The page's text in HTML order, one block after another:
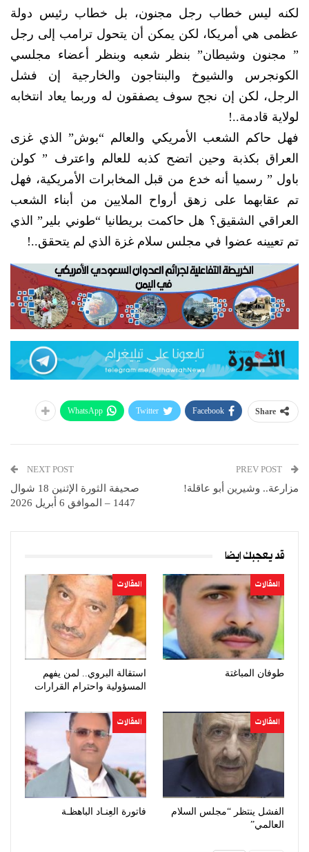
لكنه ليس خطاب رجل مجنون، بل خطاب رئيس دولة
عظمى هي أمريكا، لكن يمكن أن يتحول ترامب إلى رجل
” مجنون وشيطان” بنظر شعبه وبنظر أعضاء مجلسي
الكونجرس والشيوخ والبنتاجون والخارجية إن فشل
الرجل، لكن إن نجح سوف يصفقون له وربما يعاد انتخابه
لولاية قادمة..!
فهل حاكم الشعب الأمريكي والعالم “بوش” الذي غزى
العراق بكذبة وحين اتضح كذبه للعالم واعترف ” كولن
باول ” رسميا أنه خدع من قبل المخابرات الأمريكية، فهل
تم عقابهما على زهق أرواح الملايين من أبناء الشعب
العراقي الشقيق؟ هل حاكمت بريطانيا “طوني بلير” الذي
تم تعيينه عضوا في مجلس سلام غزة الذي لم يتحقق..!
Share
Facebook
Twitter
WhatsApp
مزارعة.. وشيرين أبو عاقلة!
NEXT POST
صحيفة الثورة الإثنين 18 شوال
1447 – الموافق 6 أبريل 2026
قد يعجبك ايضا
المقالات
طوفان المباغتة
المقالات
استقالة البروي.. لمن يفهم
المسؤولية واحترام القرارات
المقالات
الفشل ينتظر “مجلس السلام
العالمي”
المقالات
فاتورة العِنـاد الباهظـة